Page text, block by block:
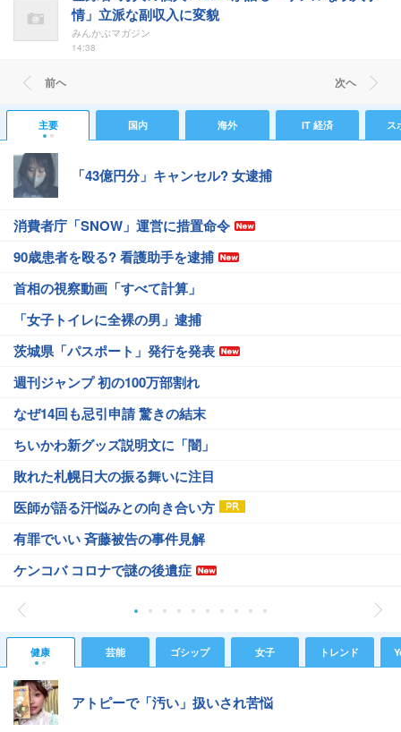
情」立派な副収入に変貌
みんかぶマガジン
14:38
前ヘ 次ヘ
主要 国内 海外 IT 経済 ス
「43億円分」キャンセル? 女逮捕
消費者庁「SNOW」運営に措置命令
90歳患者を殴る? 看護助手を逮捕
首相の視察動画「すべて計算」
「女子トイレに全裸の男」逮捕
茨城県「パスポート」発行を発表
週刊ジャンプ 初の100万部割れ
なぜ14回も忌引申請 驚きの結末
ちいかわ新グッズ説明文に「闇」
敗れた札幌日大の振る舞いに注目
医師が語る汗悩みとの向き合い方
有罪でいい 斉藤被告の事件見解
ケンコバ コロナで謎の後遺症
健康 芸能 ゴシップ 女子 トレンド
アトピーで「汚い」扱いされ苦悩